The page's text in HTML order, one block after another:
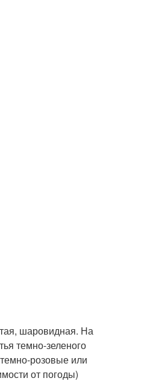
шаровидная. На
темно-зеленого
розовые или
от погоды)